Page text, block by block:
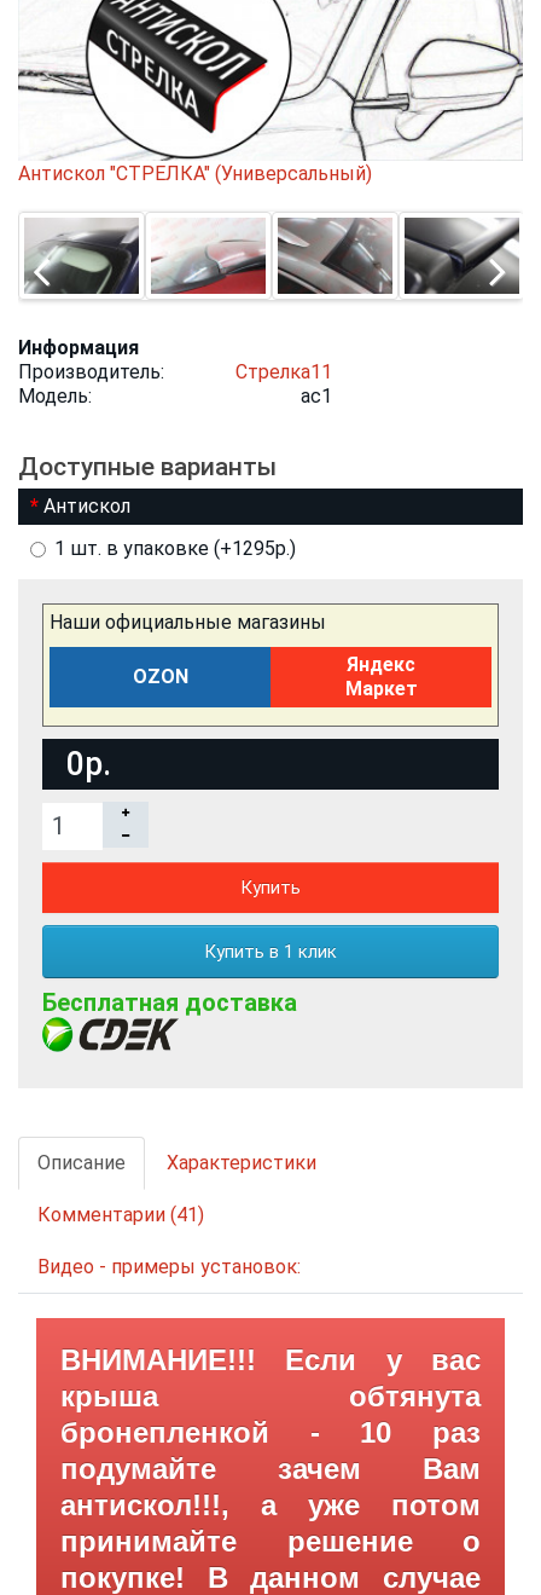
Антискол "СТРЕЛКА" (Универсальный)
Информация
Производитель:
Стрелка11
Модель:
ac1
Доступные варианты
Антискол
1 шт. в упаковке (+1295р.)
Наши официальные магазины
OZON
Яндекс
Маркет
0р.
Купить
Купить в 1 клик
Бесплатная доставка
Описание Характеристики
Комментарии (41)
Видео - примеры установок:
ВНИМАНИЕ!!! Если у вас
крыша обтянута
бронепленкой - 10 раз
подумайте зачем Вам
антискол!!!, а уже потом
принимайте решение о
покупке! В данном случае